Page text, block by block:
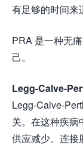
有足够的时间来
PRA 是一种无
己。
Legg-Calve-
Legg-Calve-
关。在这种疾病
供应减少。连接